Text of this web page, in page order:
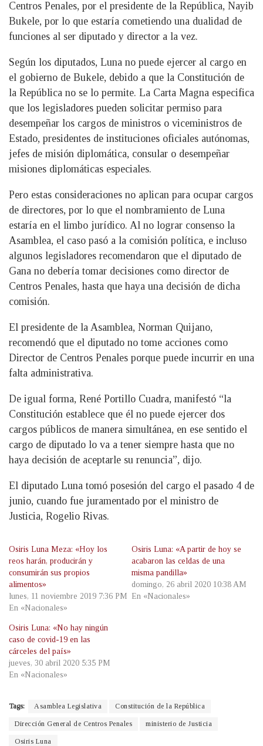
Centros Penales, por el presidente de la República, Nayib
Bukele, por lo que estaría cometiendo una dualidad de
funciones al ser diputado y director a la vez.
Según los diputados, Luna no puede ejercer al cargo en
el gobierno de Bukele, debido a que la Constitución de
la República no se lo permite. La Carta Magna especifica
que los legisladores pueden solicitar permiso para
desempeñar los cargos de ministros o viceministros de
Estado, presidentes de instituciones oficiales autónomas,
jefes de misión diplomática, consular o desempeñar
misiones diplomáticas especiales.
Pero estas consideraciones no aplican para ocupar cargos
de directores, por lo que el nombramiento de Luna
estaría en el limbo jurídico. Al no lograr consenso la
Asamblea, el caso pasó a la comisión política, e incluso
algunos legisladores recomendaron que el diputado de
Gana no debería tomar decisiones como director de
Centros Penales, hasta que haya una decisión de dicha
comisión.
El presidente de la Asamblea, Norman Quijano,
recomendó que el diputado no tome acciones como
Director de Centros Penales porque puede incurrir en una
falta administrativa.
De igual forma, René Portillo Cuadra, manifestó “la
Constitución establece que él no puede ejercer dos
cargos públicos de manera simultánea, en ese sentido el
cargo de diputado lo va a tener siempre hasta que no
haya decisión de aceptarle su renuncia”, dijo.
El diputado Luna tomó posesión del cargo el pasado 4 de
junio, cuando fue juramentado por el ministro de
Justicia, Rogelio Rivas.
Osiris Luna Meza: «Hoy los
reos harán, producirán y
consumirán sus propios
alimentos»
lunes, 11 noviembre 2019 7:36 PM
En «Nacionales»
Osiris Luna: «A partir de hoy se
acabaron las celdas de una
misma pandilla»
domingo, 26 abril 2020 10:38 AM
En «Nacionales»
Osiris Luna: «No hay ningún
caso de covid-19 en las
cárceles del país»
jueves, 30 abril 2020 5:35 PM
En «Nacionales»
Tags: Asamblea Legislativa Constitución de la República
Dirección General de Centros Penales ministerio de Justicia
Osiris Luna